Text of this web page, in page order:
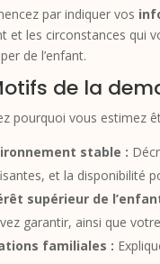
par indiquer vos
et les circonstances qui
de l’enfant.
de la
pourquoi vous estimez
stable :
et la disponibilité
supérieur de
garantir, ainsi que
familiales :